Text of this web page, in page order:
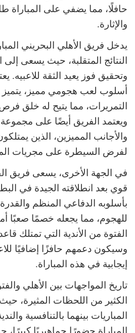
حافلًا، مما يضفي على المباراة
والإثارة.
يدخل فريق الأهلي البحريني
النتائج المتقلبة، حيث يسعى إلى
وتحقيق فوز يعيد الثقة للاعبيه.
أسلوب لعب هجومي مميز، يتميز
التمريرات، مما يتيح له خلق
ويعتمد الفريق أيضًا على مجموعة
والأجانب المميزين، الذين
لفرض السيطرة على مجريات
في الجهة الأخرى، يسعى فريق
قوي بعد انطلاقته الجيدة في
بأسلوبه الدفاعي المنظم
للهجوم، مما يجعله خصمًا صعبًا
الفتوة من الأندية التي تمتلك
وسيكون دعمهم حافزًا إضافيًا
إيجابية في هذه المباراة.
تاريخ المواجهات بين الأهلي
الكثير من اللحظات المثيرة،
المباريات بينهما بالتنافسية
المباراة حضورًا جماهيريًا